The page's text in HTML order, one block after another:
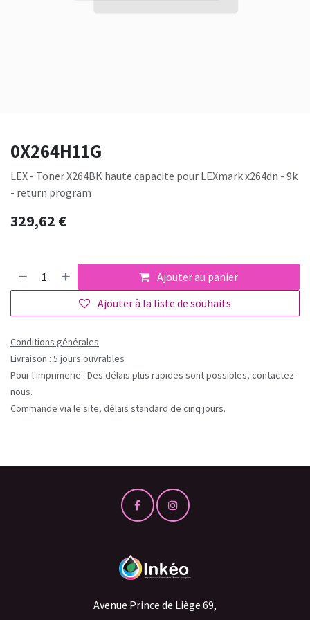
0X264H11G
LEX - Toner X264BK haute capacite pour LEXmark x264dn - 9k
- return program
329,62€
Ajouter au panier
Ajouter à la liste de souhaits
Conditions générales
Livraison : 5 jours ouvrables
Pour l'imprimerie : Des délais plus rapides sont possibles, contactez-
nous.
Commande via le site, délais standard de cinq jours.
Avenue Prince de Liège 69,